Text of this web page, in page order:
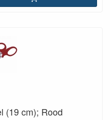
(19 cm); Rood